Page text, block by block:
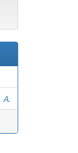
А.